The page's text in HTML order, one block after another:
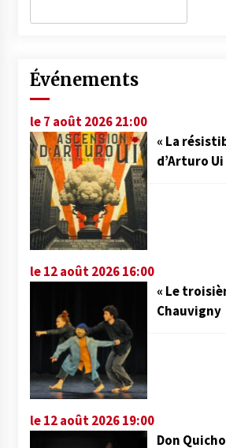
Événements
le 7 août 2026 21:00
« La
d’Arturo Ui
le 12 août 2026 16:00
« Le
Chauvigny
le 12 août 2026 19:00
Don